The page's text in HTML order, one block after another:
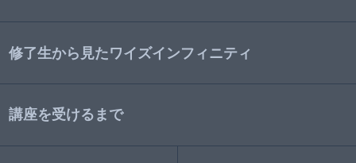
修了生から見たワイズインフィニティ
講座を受けるまで